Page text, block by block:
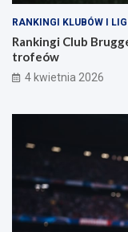
RANKINGI KLUBÓW I LIG
Rankingi Club
trofeów
4 kwietnia 2026